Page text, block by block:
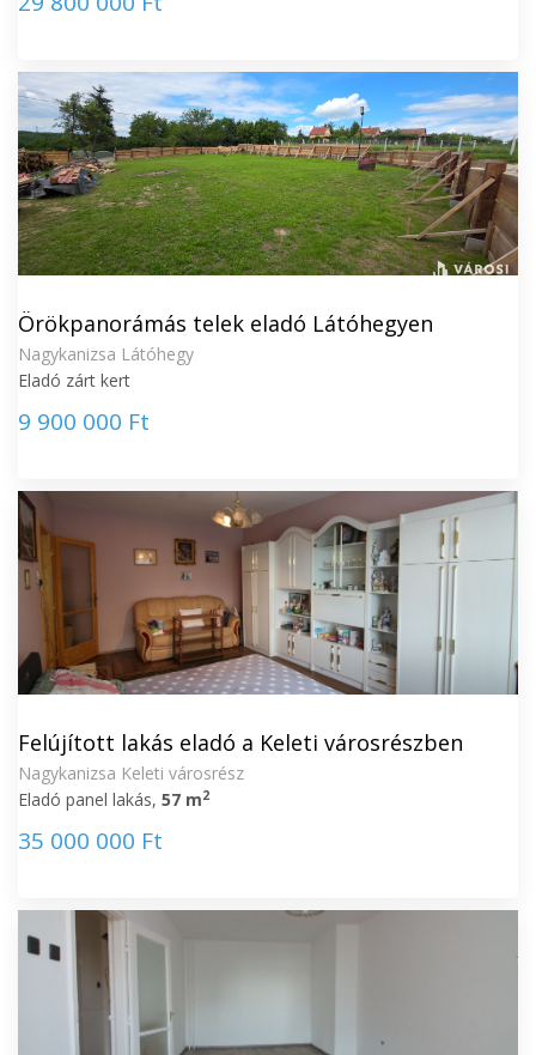
Örökpanorámás telek eladó Látóhegyen
Nagykanizsa Látóhegy
Eladó zárt kert
9 900 000 Ft
Felújított lakás eladó a Keleti városrészben
Nagykanizsa Keleti városrész
Eladó panel lakás, 57 m2
35 000 000 Ft